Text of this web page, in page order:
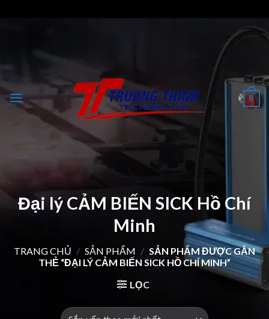
0
Đại lý CẢM BIẾN SICK Hồ Chí
Minh
TRANG CHỦ / SẢN PHẨM / SẢN PHẨM ĐƯỢC GẮN
THẺ “ĐẠI LÝ CẢM BIẾN SICK HỒ CHÍ MINH”
LỌC